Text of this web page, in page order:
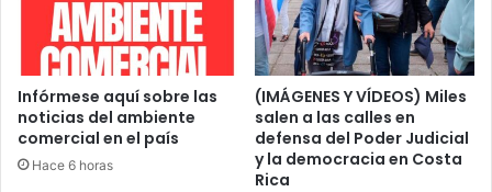
Infórmese aquí sobre las
noticias del ambiente
comercial en el país
Hace 6 horas
(IMÁGENES Y VÍDEOS) Miles
salen a las calles en
defensa del Poder Judicial
y la democracia en Costa
Rica